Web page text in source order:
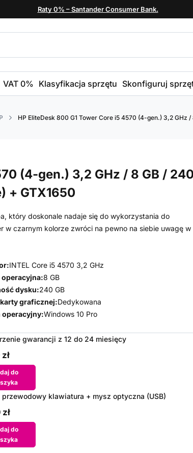
Raty 0% – Santander Consumer Bank.
VAT 0% Klasyfikacja sprzętu Skonfiguruj
HP EliteDesk 800 G1 Tower Core i5 4570 (4-gen.) 3,2 GHz
(4-gen.) 3,2 GHz / 8 GB / 240
+ GTX1650
który doskonale nadaje się do wykorzystania do
czarnym kolorze zwróci na pewno na siebie uwagę w
INTEL Core i5 4570 3,2 GHz
operacyjna:8 GB
dysku:240 GB
graficznej:Dedykowana
operacyjny:Windows 10 Pro
gwarancji z 12 do 24 miesięcy
do
klawiatura + mysz optyczna (USB)
do